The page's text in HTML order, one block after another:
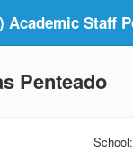
Academic Staff
Penteado
School: